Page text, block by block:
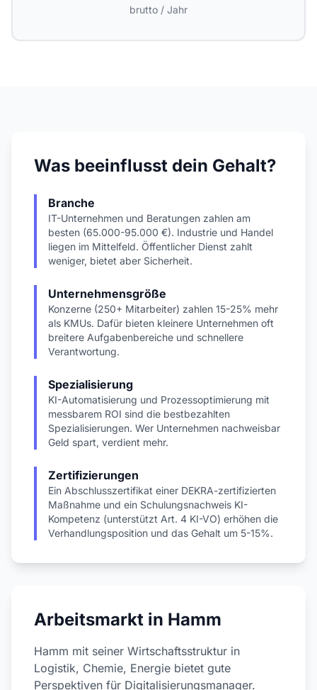
brutto / Jahr
Was beeinflusst dein Gehalt?
Branche
IT-Unternehmen und Beratungen zahlen am
besten (65.000-95.000 €). Industrie und Handel
liegen im Mittelfeld. Öffentlicher Dienst zahlt
weniger, bietet aber Sicherheit.
Unternehmensgröße
Konzerne (250+ Mitarbeiter) zahlen 15-25% mehr
als KMUs. Dafür bieten kleinere Unternehmen oft
breitere Aufgabenbereiche und schnellere
Verantwortung.
Spezialisierung
KI-Automatisierung und Prozessoptimierung mit
messbarem ROI sind die bestbezahlten
Spezialisierungen. Wer Unternehmen nachweisbar
Geld spart, verdient mehr.
Zertifizierungen
Ein Abschlusszertifikat einer DEKRA-zertifizierten
Maßnahme und ein Schulungsnachweis KI-
Kompetenz (unterstützt Art. 4 KI-VO) erhöhen die
Verhandlungsposition und das Gehalt um 5-15%.
Arbeitsmarkt in Hamm
Hamm mit seiner Wirtschaftsstruktur in
Logistik, Chemie, Energie bietet gute
Perspektiven für Digitalisierungsmanager.